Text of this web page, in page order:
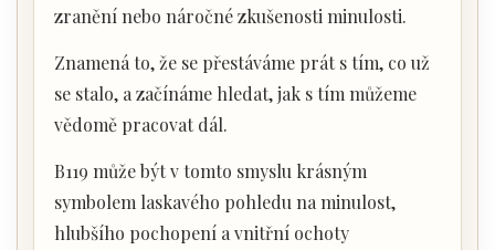
zranění nebo náročné zkušenosti minulosti.
Znamená to, že se přestáváme prát s tím, co už
se stalo, a začínáme hledat, jak s tím můžeme
vědomě pracovat dál.
B119 může být v tomto smyslu krásným
symbolem laskavého pohledu na minulost,
hlubšího pochopení a vnitřní ochoty